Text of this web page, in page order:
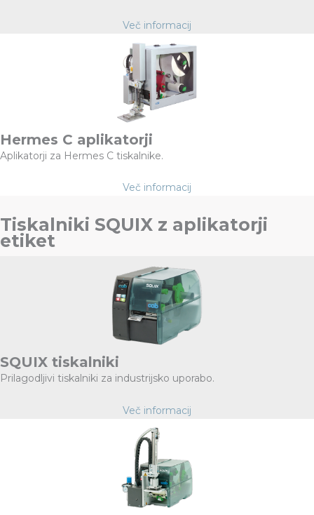
Več informacij
Hermes C aplikatorji
Aplikatorji za Hermes C tiskalnike.
Več informacij
Tiskalniki SQUIX z aplikatorji
etiket
SQUIX tiskalniki
Prilagodljivi tiskalniki za industrijsko uporabo.
Več informacij